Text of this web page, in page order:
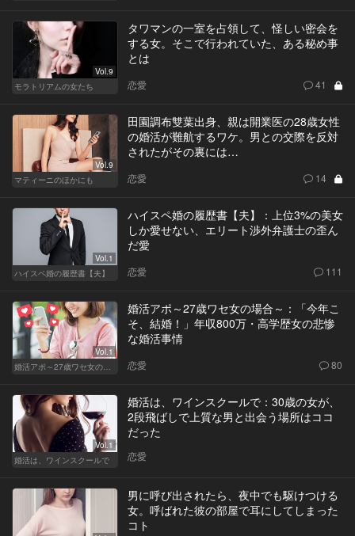
Vol.9
モラトリアムの女たち
タワマンの一室を占領して、怪しい密会を
する女。そこで行われていた、ある秘め事
とは
恋愛 41
Vol.9
マティーニのほかにも
田園調布雙葉出身、親は開業医の28歳女性
の婚活が難航するワケ。男との交際を反対
されたがその裏には…
恋愛 14
Vol.1
ハイスペ婚の履歴書【夫】
ハイスペ婚の履歴書【夫】：上位3%の美女
しか愛せない、エリート渉外弁護士の歪ん
だ愛
恋愛 111
Vol.1
婚活アポ～27歳ワセ女の場合～
婚活アポ～27歳ワセ女の場合～：「今年こ
そ、結婚！」年収800万・高学歴女の悲惨
な婚活事情
恋愛 80
Vol.1
婚活は、ワインスクールで
婚活は、ワインスクールで：30歳の女が、
2段飛ばしで上質な男と出会う場所はココ
だった
恋愛
男に呼び出されたら、夜中でも駆けつける
女。呼ばれた彼の部屋で耳にしてしまった
コト